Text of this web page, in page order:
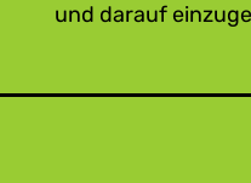
und darauf